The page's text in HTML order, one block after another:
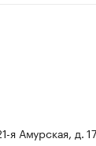
я Амурская, д.